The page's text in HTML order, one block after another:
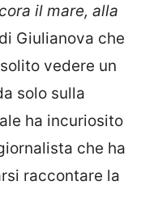
il mare, alla
Giulianova che
vedere un
solo sulla
ha incuriosito
che ha
raccontare la